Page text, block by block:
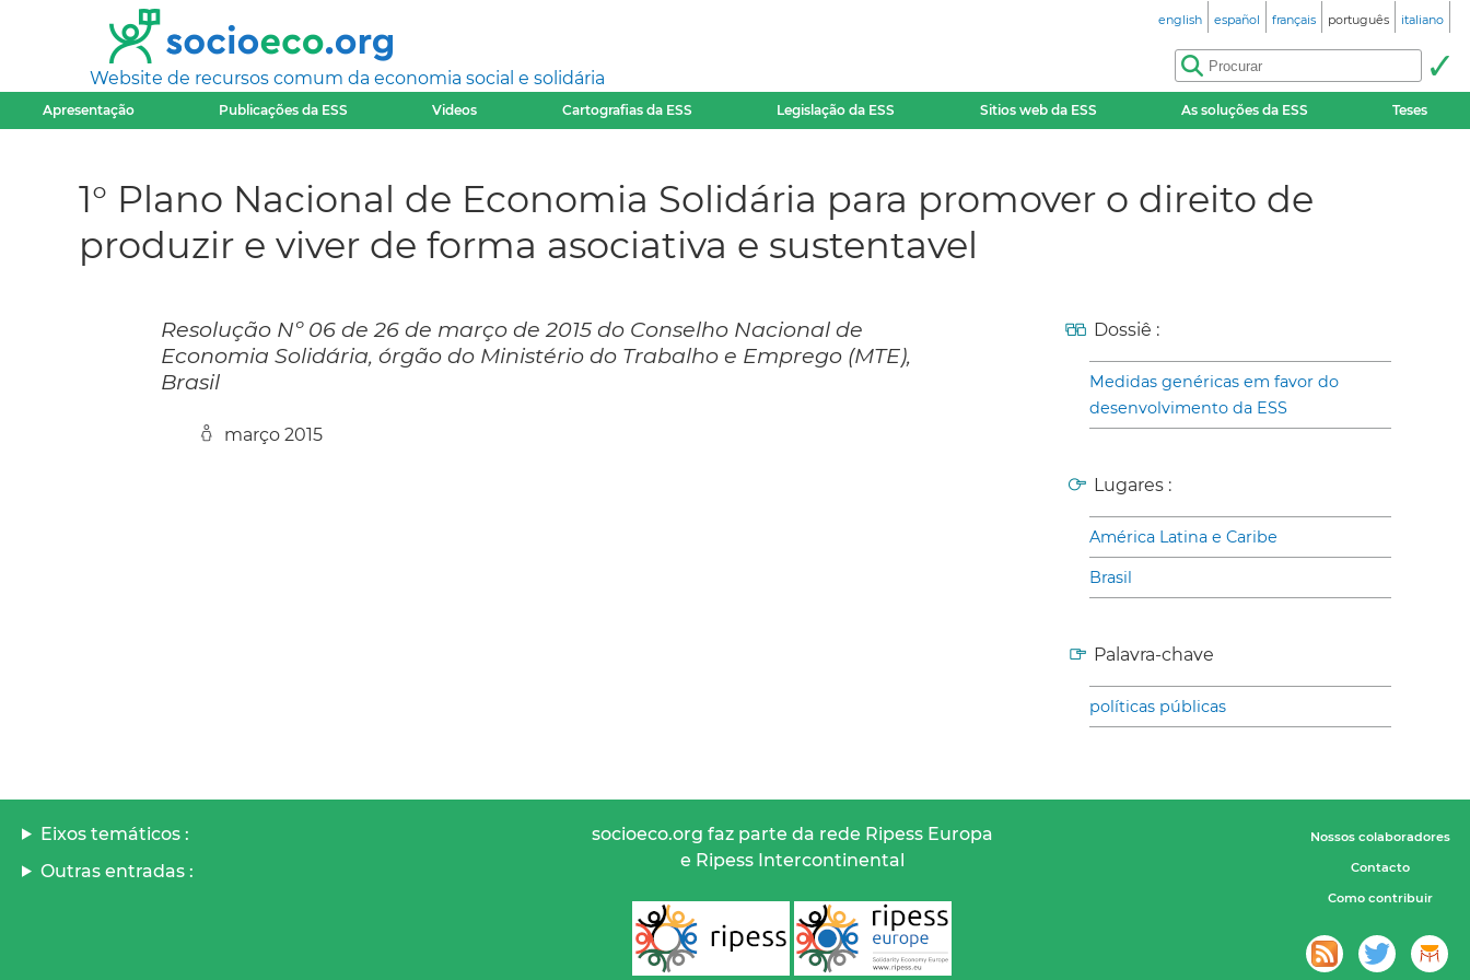
Website de recursos comum da economia social e solidária
english español français português italiano
Apresentação Publicações da ESS Videos Cartografias da ESS Legislação da ESS Sitios web da ESS As soluções da ESS Teses
1° Plano Nacional de Economia Solidária para promover o direito de
produzir e viver de forma asociativa e sustentavel
Resolução Nº 06 de 26 de março de 2015 do Conselho Nacional de
Economia Solidária, órgão do Ministério do Trabalho e Emprego (MTE),
Brasil
março 2015
Dossiê :
Medidas genéricas em favor do
desenvolvimento da ESS
Lugares :
América Latina e Caribe
Brasil
Palavra-chave
políticas públicas
Eixos temáticos :
Outras entradas :
socioeco.org faz parte da rede Ripess Europa
e Ripess Intercontinental
Nossos colaboradores
Contacto
Como contribuir